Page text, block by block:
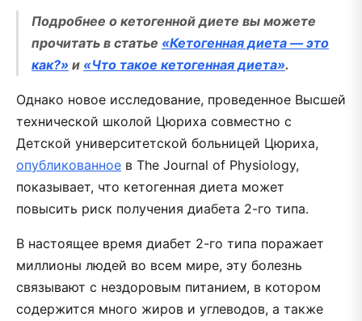
Подробнее о кетогенной диете вы можете
прочитать в статье «Кетогенная диета — это
как?» и «Что такое кетогенная диета».
Однако новое исследование, проведенное Высшей
технической школой Цюриха совместно с
Детской университетской больницей Цюриха,
опубликованное в The Journal of Physiology,
показывает, что кетогенная диета может
повысить риск получения диабета 2-го типа.
В настоящее время диабет 2-го типа поражает
миллионы людей во всем мире, эту болезнь
связывают с нездоровым питанием, в котором
содержится много жиров и углеводов, а также